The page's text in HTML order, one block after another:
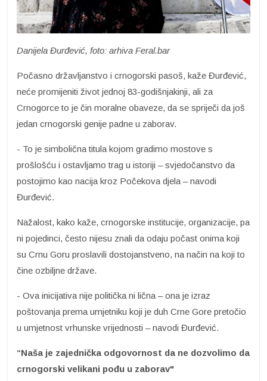
Danijela Đurđević, foto: arhiva Feral.bar
Počasno državljanstvo i crnogorski pasoš, kaže Đurđević,
neće promijeniti život jednoj 83-godišnjakinji, ali za
Crnogorce to je čin moralne obaveze, da se spriječi da još
jedan crnogorski genije padne u zaborav.
- To je simbolična titula kojom gradimo mostove s
prošlošću i ostavljamo trag u istoriji – svjedočanstvo da
postojimo kao nacija kroz Počekova djela – navodi
Đurđević.
Nažalost, kako kaže, crnogorske institucije, organizacije, pa
ni pojedinci, često nijesu znali da odaju počast onima koji
su Crnu Goru proslavili dostojanstveno, na način na koji to
čine ozbiljne države.
- Ova inicijativa nije politička ni lična – ona je izraz
poštovanja prema umjetniku koji je duh Crne Gore pretočio
u umjetnost vrhunske vrijednosti – navodi Đurđević.
“Naša je zajednička odgovornost da ne dozvolimo da
crnogorski velikani pođu u zaborav"